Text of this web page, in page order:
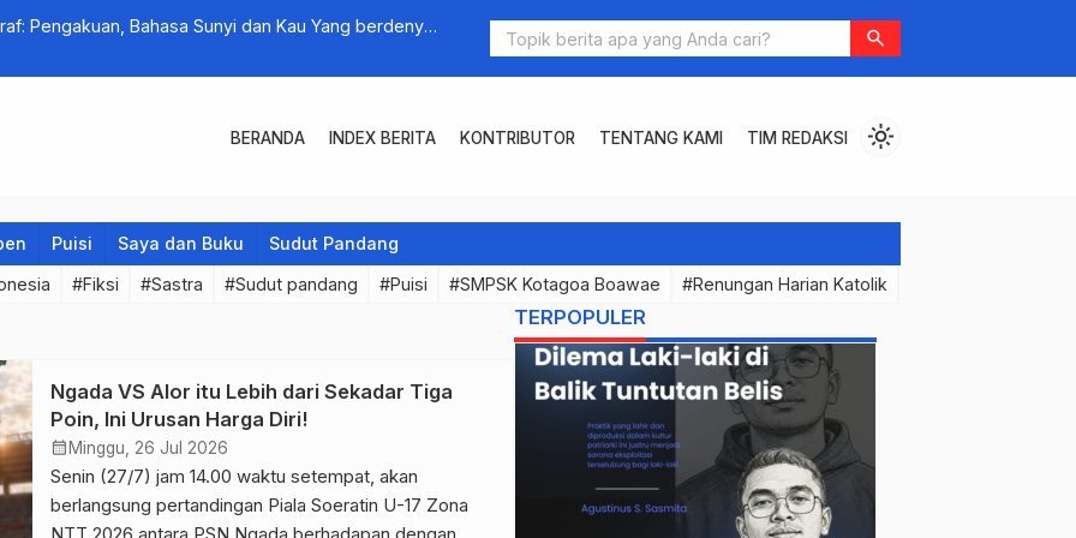
Pengakuan, Bahasa Sunyi dan Kau Yang berdenyut
Pesta yang tidak Pernah Mengundang Tuan Rumah search
BERANDA INDEX BERITA KONTRIBUTOR TENTANG KAMI TIM REDAKSI light_mode
Puisi Saya dan Buku Sudut Pandang
#Fiksi #Sastra #Sudut pandang #Puisi #SMPSK Kotagoa Boawae #Renungan Harian Katolik
Ngada VS Alor itu Lebih dari Sekadar Tiga
Poin, Ini Urusan Harga Diri!
calendar_month Minggu, 26 Jul 2026
Senin (27/7) jam 14.00 waktu setempat, akan
berlangsung pertandingan Piala Soeratin U-17 Zona
TERPOPULER